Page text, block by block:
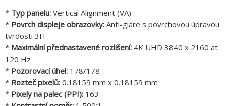
* Typ panelu: Vertical Alignment (VA)
* Povrch displeje obrazovky: Anti-glare s povrchovou úpravou
tvrdosti 3H
* Maximální přednastavené rozlišení: 4K UHD 3840 x 2160 at
120 Hz
* Pozorovací úhel: 178/178
* Rozteč pixelů: 0.18159 mm x 0.18159 mm
* Pixely na palec (PPI): 163